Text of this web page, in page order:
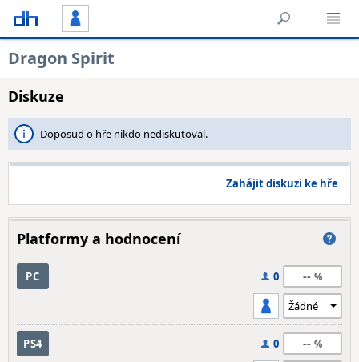
Dragon Spirit
Diskuze
Doposud o hře nikdo nediskutoval.
Zahájit diskuzi ke hře
Platformy a hodnocení
PC 0 --
PS4 0 --